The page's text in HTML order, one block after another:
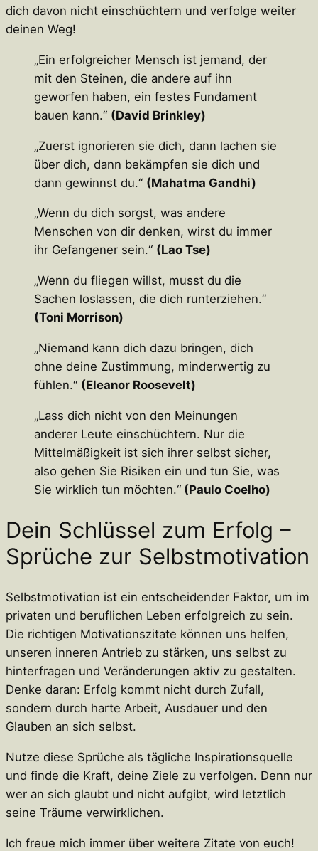
dich davon nicht einschüchtern und verfolge weiter
deinen Weg!
„Ein erfolgreicher Mensch ist jemand, der
mit den Steinen, die andere auf ihn
geworfen haben, ein festes Fundament
bauen kann.“ (David Brinkley)
„Zuerst ignorieren sie dich, dann lachen sie
über dich, dann bekämpfen sie dich und
dann gewinnst du.“ (Mahatma Gandhi)
„Wenn du dich sorgst, was andere
Menschen von dir denken, wirst du immer
ihr Gefangener sein.“ (Lao Tse)
„Wenn du fliegen willst, musst du die
Sachen loslassen, die dich runterziehen.“
(Toni Morrison)
„Niemand kann dich dazu bringen, dich
ohne deine Zustimmung, minderwertig zu
fühlen.“ (Eleanor Roosevelt)
„Lass dich nicht von den Meinungen
anderer Leute einschüchtern. Nur die
Mittelmäßigkeit ist sich ihrer selbst sicher,
also gehen Sie Risiken ein und tun Sie, was
Sie wirklich tun möchten.“ (Paulo Coelho)
Dein Schlüssel zum Erfolg –
Sprüche zur Selbstmotivation
Selbstmotivation ist ein entscheidender Faktor, um im
privaten und beruflichen Leben erfolgreich zu sein.
Die richtigen Motivationszitate können uns helfen,
unseren inneren Antrieb zu stärken, uns selbst zu
hinterfragen und Veränderungen aktiv zu gestalten.
Denke daran: Erfolg kommt nicht durch Zufall,
sondern durch harte Arbeit, Ausdauer und den
Glauben an sich selbst.
Nutze diese Sprüche als tägliche Inspirationsquelle
und finde die Kraft, deine Ziele zu verfolgen. Denn nur
wer an sich glaubt und nicht aufgibt, wird letztlich
seine Träume verwirklichen.
Ich freue mich immer über weitere Zitate von euch!